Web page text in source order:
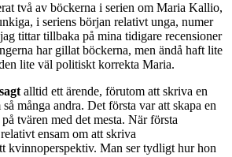
två av böckerna i serien om Maria Kallio,
i seriens början relativt unga, numer
tittar tillbaka på mina tidigare recensioner
har gillat böckerna, men ändå haft lite
lite väl politiskt korrekta Maria.
alltid ett ärende, förutom att skriva en
många andra. Det första var att skapa en
tvären med det mesta. När första
ensam om att skriva
kvinnoperspektiv. Man ser tydligt hur hon